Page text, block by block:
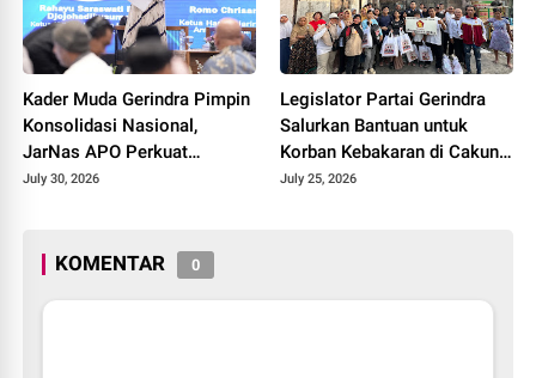
Kader Muda Gerindra Pimpin
Konsolidasi Nasional,
JarNas APO Perkuat
Perlawanan terhadap Modus
July 30, 2026
Legislator Partai Gerindra
Salurkan Bantuan untuk
Korban Kebakaran di Cakung
Timur, Wujud Kepedulian
July 25, 2026
KOMENTAR 0